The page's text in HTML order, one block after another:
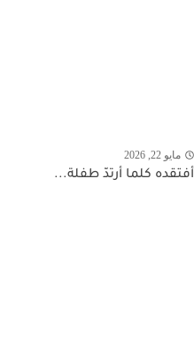
مايو 22, 2026
أفتقده كلما أرتدّ طفلة...